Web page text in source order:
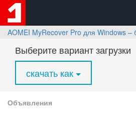
AOMEI MyRecover Pro для Windows –
Выберите вариант загрузки
скачать как
Объявления